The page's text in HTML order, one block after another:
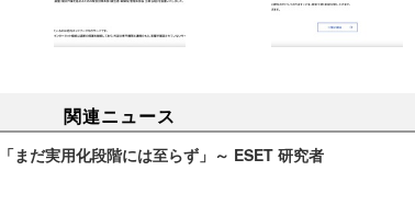
関連ニュース
まだ実用化段階には至らず」～ ESET 研究者